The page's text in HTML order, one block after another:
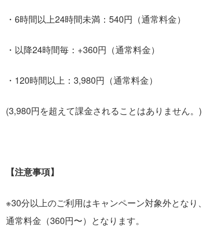
・6時間以上24時間未満：540円（通常料金）
・以降24時間毎：+360円（通常料金）
・120時間以上：3,980円（通常料金）
(3,980円を超えて課金されることはありません。)
【注意事項】
※30分以上のご利用はキャンペーン対象外となり、
通常料金（360円〜）となります。